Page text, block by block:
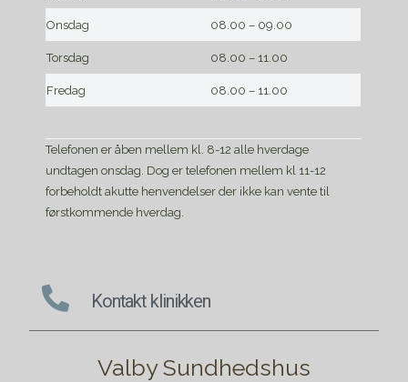
Onsdag 08.00 – 09.00
Torsdag 08.00 – 11.00
Fredag 08.00 – 11.00
Telefonen er åben mellem kl. 8-12 alle hverdage
undtagen onsdag. Dog er telefonen mellem kl 11-12
forbeholdt akutte henvendelser der ikke kan vente til
førstkommende hverdag.
Kontakt klinikken
Valby Sundhedshus